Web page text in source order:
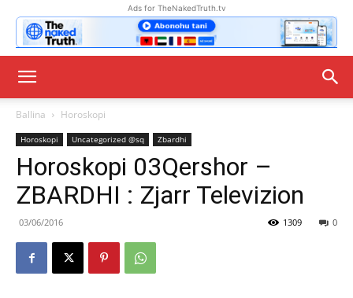
Ads for TheNakedTruth.tv
Ballina Horoskopi
Horoskopi Uncategorized @sq Zbardhi
Horoskopi 03Qershor –
ZBARDHI : Zjarr Televizion
03/06/2016 0
1309